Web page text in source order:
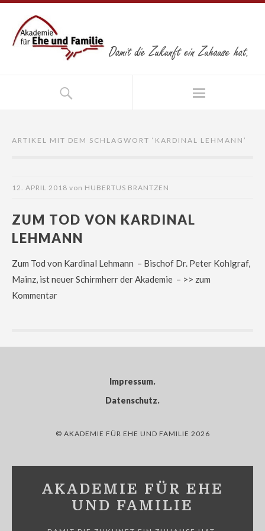
ARTIKEL MIT DEM SCHLAGWORT ‘ KARDINAL LEHMANN ’
12. APRIL 2018 von HUBERTUS BRANTZEN
ZUM TOD VON KARDINAL
LEHMANN
Zum Tod von Kardinal Lehmann – Bischof Dr. Peter Kohlgraf,
Mainz, ist neuer Schirmherr der Akademie – >> zum
Kommentar
Impressum
Datenschutz
© AKADEMIE FÜR EHE UND FAMILIE 2026
AKADEMIE FÜR EHE
UND FAMILIE